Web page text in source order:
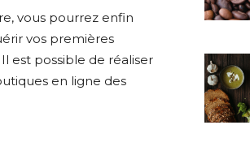
vous pourrez enfin
vos premières
est possible de réaliser
en ligne des